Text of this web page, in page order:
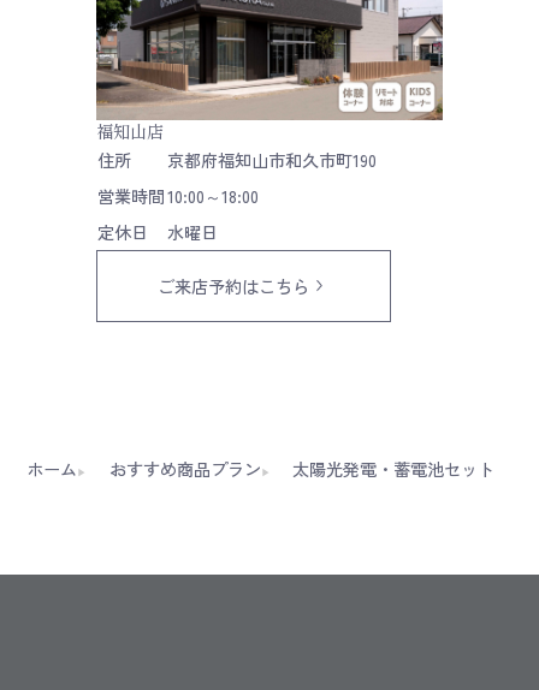
福知山店
住所
京都府福知山市和久市町190
営業時間10:00～18:00
定休日
水曜日
ご来店予約はこちら
ホーム おすすめ商品プラン 太陽光発電・蓄電池セット